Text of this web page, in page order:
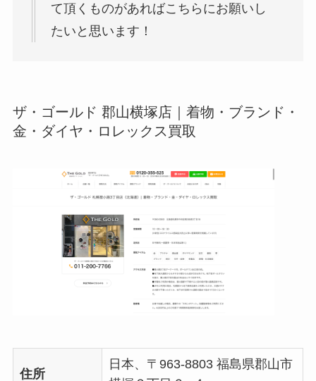
て頂くものがあればこちらにお願いし
たいと思います！
ザ・ゴールド 郡山横塚店｜着物・ブランド・
金・ダイヤ・ロレックス買取
住所
日本、〒963-8803 福島県郡山市